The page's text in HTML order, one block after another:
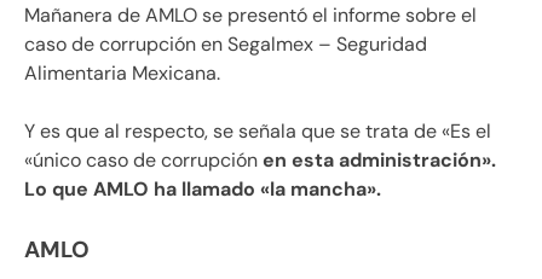
Mañanera de AMLO se presentó el informe sobre el
caso de corrupción en Segalmex – Seguridad
Alimentaria Mexicana.
Y es que al respecto, se señala que se trata de «Es el
«único caso de corrupciónen esta administración».
Lo que AMLO ha llamado «la mancha».
AMLO